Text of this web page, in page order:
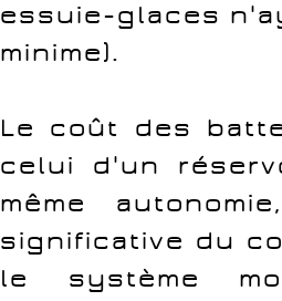
essuie-glaces
minime).
Le coût des
celui d'un
même
significative du
le système